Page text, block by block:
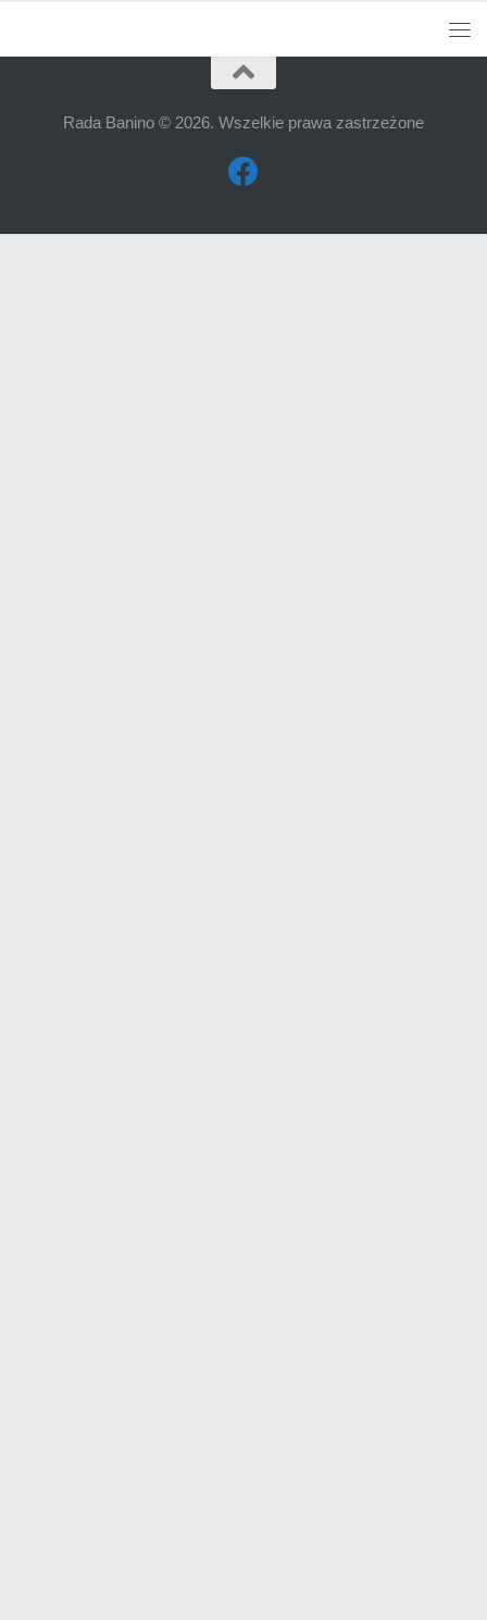
Rada Banino © 2026. Wszelkie prawa zastrzeżone